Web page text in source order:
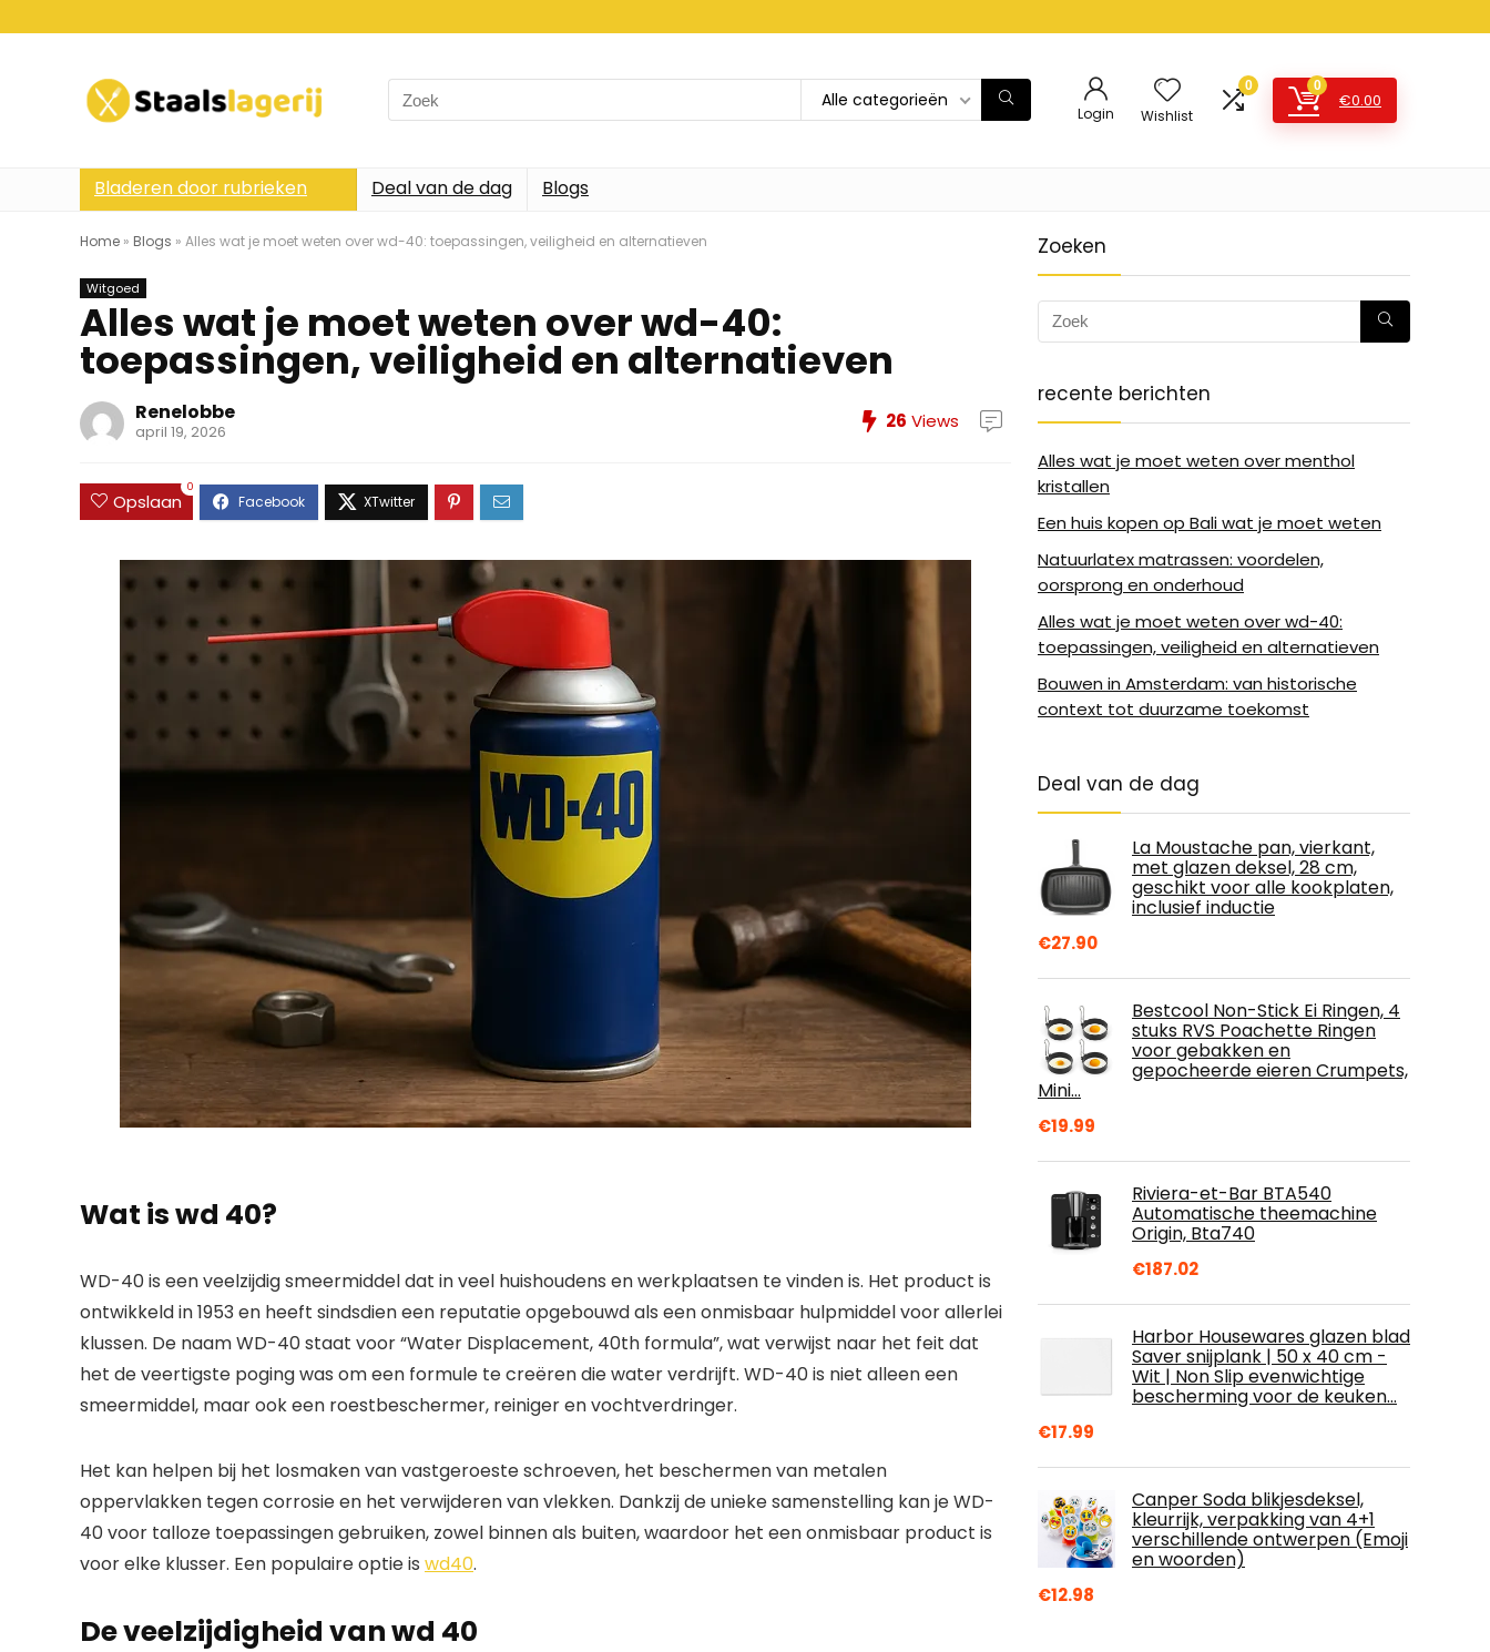
Search
for:
Alle categorieën
Login Wishlist
0 0
€0.00
Bladeren door rubrieken Deal van de dag Blogs
Home » Blogs » Alles wat je moet weten over wd-40: toepassingen, veiligheid en alternatieven
Witgoed
Alles wat je moet weten over wd-40:
toepassingen, veiligheid en alternatieven
Renelobbe
april 19, 2026 26 Views
Opslaan
0
Wat is wd 40?
WD-40 is een veelzijdig smeermiddel dat in veel huishoudens en werkplaatsen te vinden is. Het product is
ontwikkeld in 1953 en heeft sindsdien een reputatie opgebouwd als een onmisbaar hulpmiddel voor allerlei
klussen. De naam WD-40 staat voor “Water Displacement, 40th formula”, wat verwijst naar het feit dat
het de veertigste poging was om een formule te creëren die water verdrijft. WD-40 is niet alleen een
smeermiddel, maar ook een roestbeschermer, reiniger en vochtverdringer.
Het kan helpen bij het losmaken van vastgeroeste schroeven, het beschermen van metalen
oppervlakken tegen corrosie en het verwijderen van vlekken. Dankzij de unieke samenstelling kan je WD-
40 voor talloze toepassingen gebruiken, zowel binnen als buiten, waardoor het een onmisbaar product is
voor elke klusser. Een populaire optie is wd40.
De veelzijdigheid van wd 40
Zoeken
recente berichten
Alles wat je moet weten over menthol
kristallen
Een huis kopen op Bali wat je moet weten
Natuurlatex matrassen: voordelen,
oorsprong en onderhoud
Alles wat je moet weten over wd-40:
toepassingen, veiligheid en alternatieven
Bouwen in Amsterdam: van historische
context tot duurzame toekomst
Deal van de dag
La Moustache pan, vierkant,
met glazen deksel, 28 cm,
geschikt voor alle kookplaten,
inclusief inductie
€27.90
Bestcool Non-Stick Ei Ringen, 4
stuks RVS Poachette Ringen
voor gebakken en
gepocheerde eieren Crumpets,
Mini…
€19.99
Riviera-et-Bar BTA540
Automatische theemachine
Origin, Bta740
€187.02
Harbor Housewares glazen blad
Saver snijplank | 50 x 40 cm -
Wit | Non Slip evenwichtige
bescherming voor de keuken…
€17.99
Canper Soda blikjesdeksel,
kleurrijk, verpakking van 4+1
verschillende ontwerpen (Emoji
en woorden)
€12.98